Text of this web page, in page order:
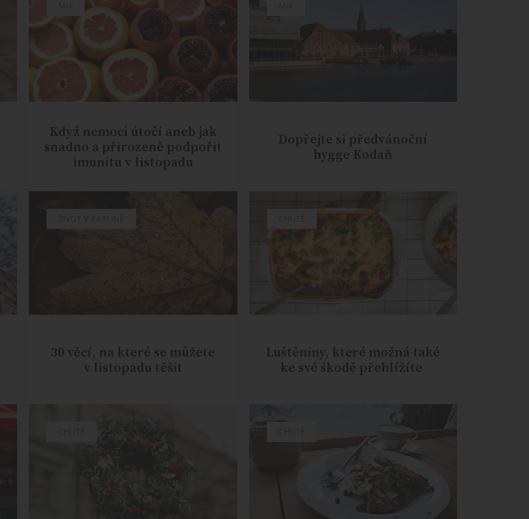
Když nemoci útočí aneb jak
snadno a přirozeně podpořit
imunitu v listopadu
Dopřejte si předvánoční
hygge Kodaň
30 věcí, na které se můžete
v listopadu těšit
Luštěniny, které možná také
ke své škodě přehlížíte